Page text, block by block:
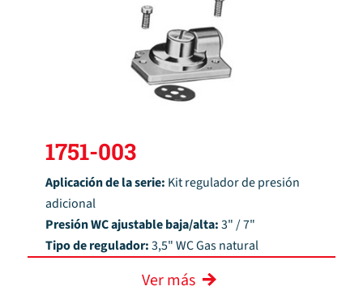
1751-003
Aplicación de la serie: Kit regulador de presión
adicional
Presión WC ajustable baja/alta:3" / 7"
Tipo de regulador:3,5" WC Gas natural
Ver más